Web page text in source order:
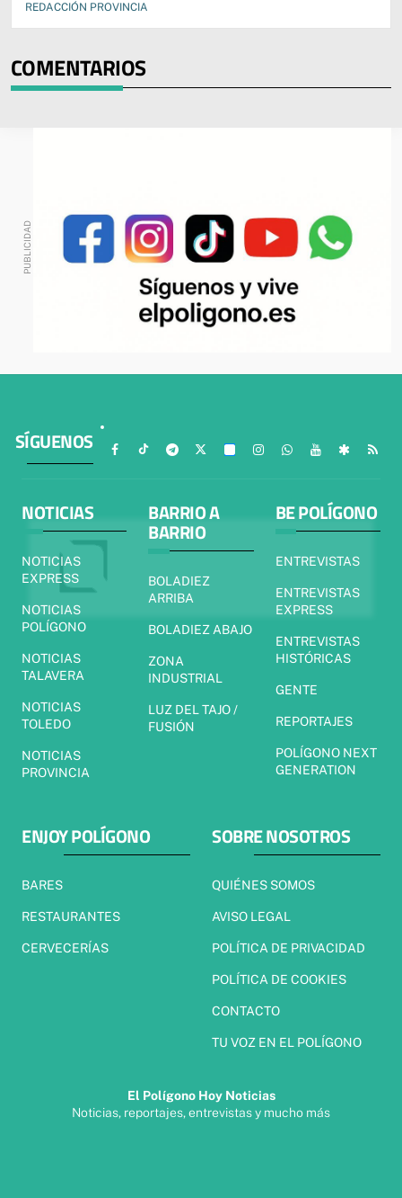
REDACCIÓN PROVINCIA
COMENTARIOS
SÍGUENOS
NOTICIAS
NOTICIAS
EXPRESS
NOTICIAS
POLÍGONO
NOTICIAS
TALAVERA
NOTICIAS
TOLEDO
NOTICIAS
PROVINCIA
BARRIO A
BARRIO
BOLADIEZ
ARRIBA
BOLADIEZ ABAJO
ZONA
INDUSTRIAL
LUZ DEL TAJO /
FUSIÓN
BE POLÍGONO
ENTREVISTAS
ENTREVISTAS
EXPRESS
ENTREVISTAS
HISTÓRICAS
GENTE
REPORTAJES
POLÍGONO NEXT
GENERATION
ENJOY POLÍGONO
BARES
RESTAURANTES
CERVECERÍAS
SOBRE NOSOTROS
QUIÉNES SOMOS
AVISO LEGAL
POLÍTICA DE PRIVACIDAD
POLÍTICA DE COOKIES
CONTACTO
TU VOZ EN EL POLÍGONO
El Polígono Hoy Noticias
Noticias, reportajes, entrevistas y mucho más